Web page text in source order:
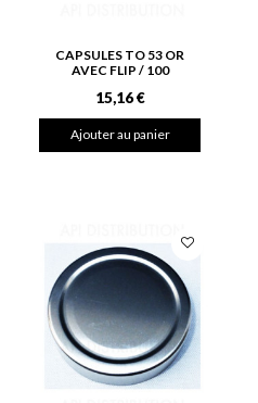
CAPSULES TO 53 OR
AVEC FLIP / 100
15,16 €
Ajouter au panier